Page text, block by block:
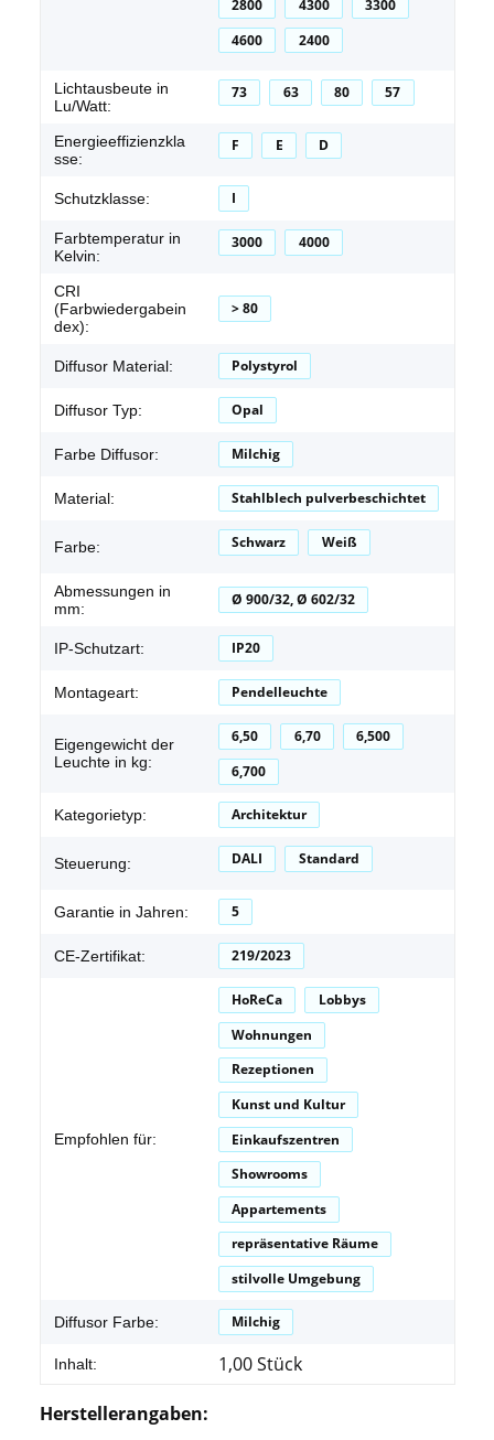
2800 4300
3300
4600
2400
Lichtausbeute in
Lu/Watt:
73 63 80 57
Energieeffizienzkla
sse:
F E D
Schutzklasse: I
Farbtemperatur in
Kelvin:
3000 4000
CRI
(Farbwiedergabein
dex):
> 80
Diffusor Material: Polystyrol
Diffusor Typ: Opal
Farbe Diffusor: Milchig
Material: Stahlblech pulverbeschichtet
Farbe: Schwarz Weiß
Abmessungen in
mm:
Ø 900/32, Ø 602/32
IP-Schutzart: IP20
Montageart: Pendelleuchte
Eigengewicht der
Leuchte in kg:
6,50 6,70
6,500
6,700
Kategorietyp: Architektur
Steuerung: DALI Standard
Garantie in Jahren: 5
CE-Zertifikat: 219/2023
Empfohlen für:
HoReCa
Lobbys
Wohnungen
Rezeptionen
Kunst und Kultur
Einkaufszentren
Showrooms
Appartements
repräsentative Räume
stilvolle Umgebung
Diffusor Farbe: Milchig
Inhalt: 1,00 Stück
Herstellerangaben: